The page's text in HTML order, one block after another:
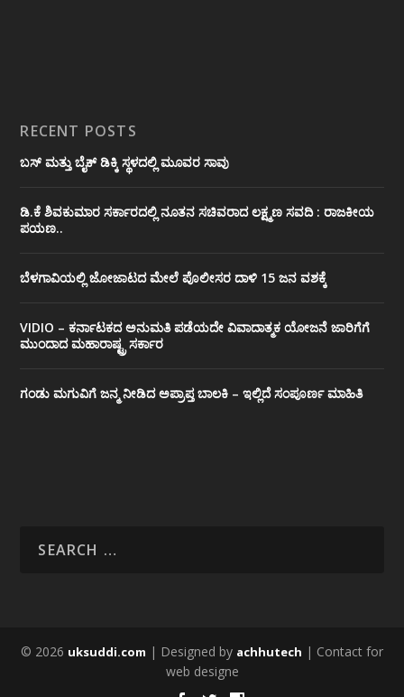
RECENT POSTS
ಬಸ್ ಮತ್ತು ಬೈಕ್ ಡಿಕ್ಕಿ ಸ್ಥಳದಲ್ಲಿ ಮೂವರ ಸಾವು
ಡಿ.ಕೆ ಶಿವಕುಮಾರ ಸರ್ಕಾರದಲ್ಲಿ ನೂತನ ಸಚಿವರಾದ ಲಕ್ಷ್ಮಣ ಸವದಿ : ರಾಜಕೀಯ
ಪಯಣ..
ಬೆಳಗಾವಿಯಲ್ಲಿ ಜೋಜಾಟದ ಮೇಲೆ ಪೊಲೀಸರ ದಾಳಿ 15 ಜನ ವಶಕ್ಕೆ
VIDIO – ಕರ್ನಾಟಕದ ಅನುಮತಿ ಪಡೆಯದೇ ವಿವಾದಾತ್ಮಕ ಯೋಜನೆ ಜಾರಿಗೆಗೆ
ಮುಂದಾದ ಮಹಾರಾಷ್ಟ್ರ ಸರ್ಕಾರ
ಗಂಡು ಮಗುವಿಗೆ ಜನ್ಮ ನೀಡಿದ ಅಪ್ರಾಪ್ತ ಬಾಲಕಿ – ಇಲ್ಲಿದೆ ಸಂಪೂರ್ಣ ಮಾಹಿತಿ
© 2026 uksuddi.com | Designed by achhutech | Contact for
web designe